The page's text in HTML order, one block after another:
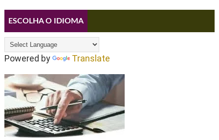
ESCOLHA O IDIOMA
Powered by Translate